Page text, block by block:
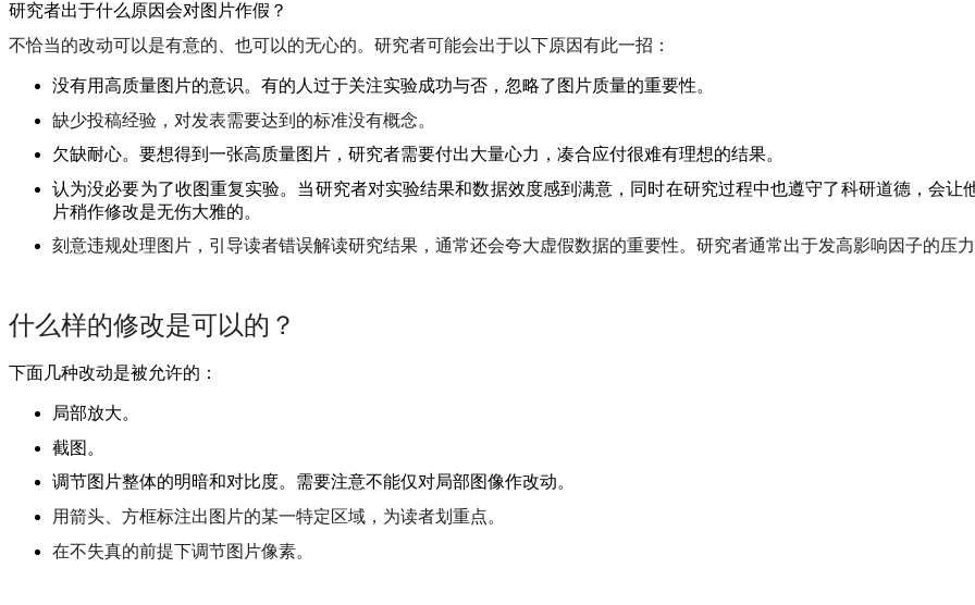
研究者出于什么原因会对图片作假？
不恰当的改动可以是有意的、也可以的无心的。研究者可能会出于以下原因有此一招：
没有用高质量图片的意识。有的人过于关注实验成功与否，忽略了图片质量的重要性。
缺少投稿经验，对发表需要达到的标准没有概念。
欠缺耐心。要想得到一张高质量图片，研究者需要付出大量心力，凑合应付很难有理想的结果。
认为没必要为了收图重复实验。当研究者对实验结果和数据效度感到满意，同时在研究过程中也遵守了科研道德，会
片稍作修改是无伤大雅的。
刻意违规处理图片，引导读者错误解读研究结果，通常还会夸大虚假数据的重要性。研究者通常出于发高影响因子的压
什么样的修改是可以的？
下面几种改动是被允许的：
局部放大。
截图。
调节图片整体的明暗和对比度。需要注意不能仅对局部图像作改动。
用箭头、方框标注出图片的某一特定区域，为读者划重点。
在不失真的前提下调节图片像素。